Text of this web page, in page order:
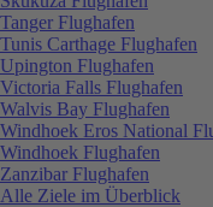
Tanger Flughafen
Tunis Carthage Flughafen
Upington Flughafen
Victoria Falls Flughafen
Walvis Bay Flughafen
Windhoek Eros National
Windhoek Flughafen
Zanzibar Flughafen
Alle Ziele im Überblick